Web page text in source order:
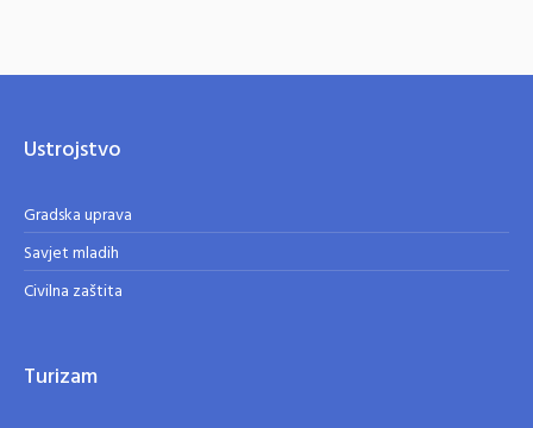
Ustrojstvo
Gradska uprava
Savjet mladih
Civilna zaštita
Turizam